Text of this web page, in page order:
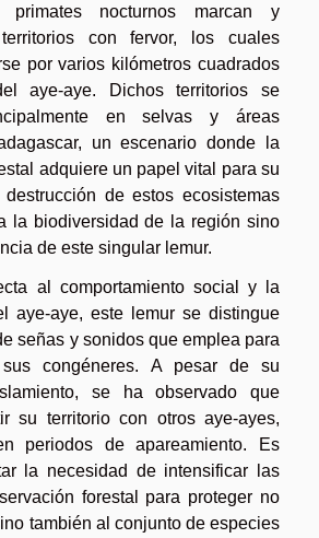
primates nocturnos marcan y
con fervor, los cuales
por varios kilómetros cuadrados
aye-aye. Dichos territorios se
en selvas y áreas
un escenario donde la
adquiere un papel vital para su
de estos ecosistemas
la biodiversidad de la región sino
de este singular lemur.
al comportamiento social y la
aye-aye, este lemur se distingue
señas y sonidos que emplea para
sus congéneres. A pesar de su
se ha observado que
su territorio con otros aye-ayes,
periodos de apareamiento. Es
la necesidad de intensificar las
forestal para proteger no
también al conjunto de especies